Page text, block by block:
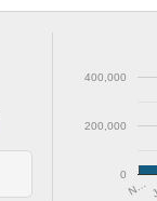
N…
0
200,000
400,000